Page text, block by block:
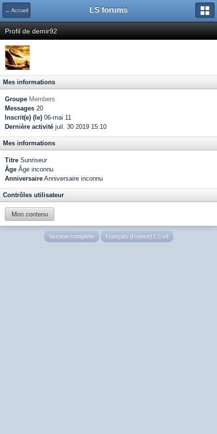
← Accueil LS forums
Profil de demir92
Mes informations
Groupe Members
Messages 20
Inscrit(e) (le) 06-mai 11
Dernière activité juil. 30 2019 15:10
Mes informations
Titre Sunriseur
Âge Âge inconnu
Anniversaire Anniversaire inconnu
Contrôles utilisateur
Mon contenu
Version complète Français (France) LS v4